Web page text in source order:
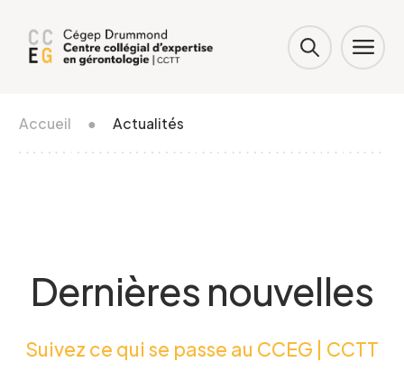
Accueil ● Actualités
Dernières nouvelles
Suivez ce qui se passe au CCEG | CCTT